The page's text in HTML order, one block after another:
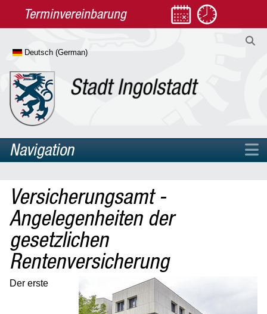
Terminvereinbarung
Navigation
Rathaus
Leben
Arbeit & Jobcenter
Diversität
Gesundheit
Kinder, Jugend & Familie
Versicherungsamt -
Angelegenheiten der
gesetzlichen
Rentenversicherung
Der erste